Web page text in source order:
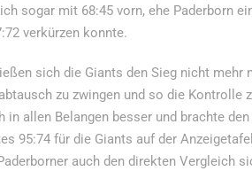
sogar mit 68:45 vorn, ehe Paderborn
verkürzen konnte.
sich die Giants den Sieg nicht mehr
zu zwingen und so die Kontrolle
in allen Belangen besser und brachte
95:74 für die Giants auf der
auch den direkten Vergleich